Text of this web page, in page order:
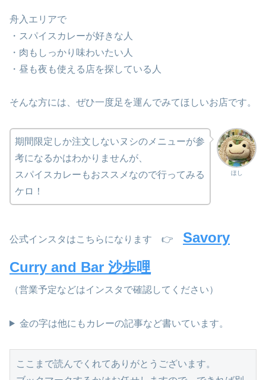
舟入エリアで
・スパイスカレーが好きな人
・肉もしっかり味わいたい人
・昼も夜も使える店を探している人
そんな方には、ぜひ一度足を運んでみてほしいお店です。
ほし
期間限定しか注文しないヌシのメニューが参
考になるかはわかりませんが、
スパイスカレーもおススメなので行ってみる
ケロ！
公式インスタはこちらになります 👉 Savory
Curry and Bar 沙歩哩
（営業予定などはインスタで確認してください）
金の字は他にもカレーの記事など書いています。
ここまで読んでくれてありがとうございます。